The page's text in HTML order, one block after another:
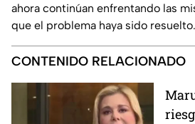
ahora continúan enfrentando las
que el problema haya sido resuelto.
CONTENIDO RELACIONADO